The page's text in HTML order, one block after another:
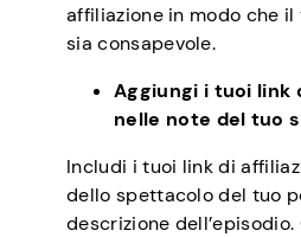
affiliazione in modo che
sia consapevole.
Aggiungi i tuoi link
nelle note del tuo
Includi i tuoi link di
dello spettacolo del tuo
descrizione